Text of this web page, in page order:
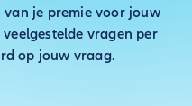
van je premie voor jouw
vragen per
op jouw vraag.